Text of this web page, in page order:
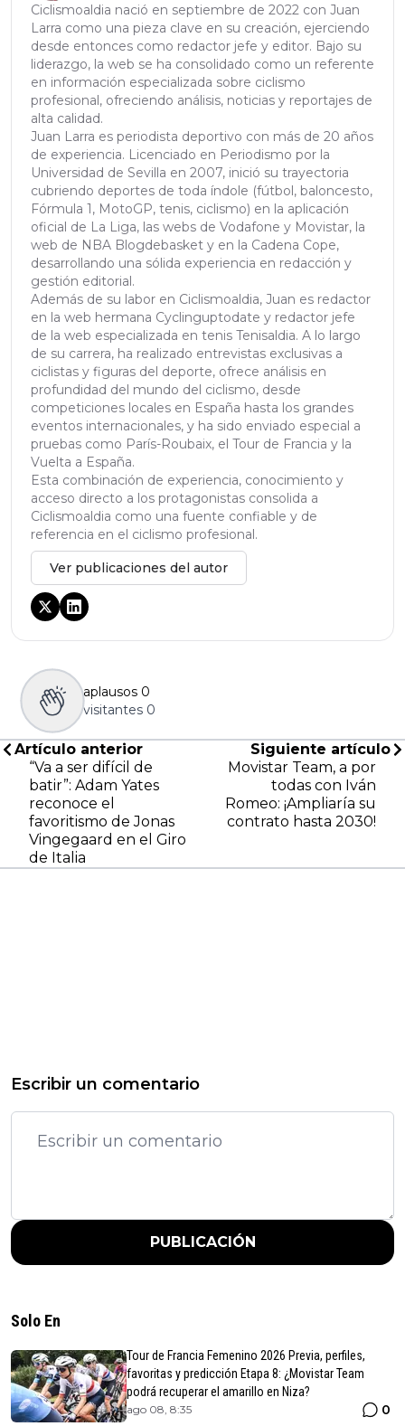
Ciclismoaldia nació en septiembre de 2022 con Juan
Larra como una pieza clave en su creación, ejerciendo
desde entonces como redactor jefe y editor. Bajo su
liderazgo, la web se ha consolidado como un referente
en información especializada sobre ciclismo
profesional, ofreciendo análisis, noticias y reportajes de
alta calidad.
Juan Larra es periodista deportivo con más de 20 años
de experiencia. Licenciado en Periodismo por la
Universidad de Sevilla en 2007, inició su trayectoria
cubriendo deportes de toda índole (fútbol, baloncesto,
Fórmula 1, MotoGP, tenis, ciclismo) en la aplicación
oficial de La Liga, las webs de Vodafone y Movistar, la
web de NBA Blogdebasket y en la Cadena Cope,
desarrollando una sólida experiencia en redacción y
gestión editorial.
Además de su labor en Ciclismoaldia, Juan es redactor
en la web hermana Cyclinguptodate y redactor jefe
de la web especializada en tenis Tenisaldia. A lo largo
de su carrera, ha realizado entrevistas exclusivas a
ciclistas y figuras del deporte, ofrece análisis en
profundidad del mundo del ciclismo, desde
competiciones locales en España hasta los grandes
eventos internacionales, y ha sido enviado especial a
pruebas como París-Roubaix, el Tour de Francia y la
Vuelta a España.
Esta combinación de experiencia, conocimiento y
acceso directo a los protagonistas consolida a
Ciclismoaldia como una fuente confiable y de
referencia en el ciclismo profesional.
Ver publicaciones del autor
aplausos 0
visitantes 0
Artículo anterior
“Va a ser difícil de
batir”: Adam Yates
reconoce el
favoritismo de Jonas
Vingegaard en el Giro
de Italia
Siguiente artículo
Movistar Team, a por
todas con Iván
Romeo: ¡Ampliaría su
contrato hasta 2030!
Escribir un comentario
PUBLICACIÓN
Solo En
Tour de Francia Femenino 2026 Previa, perfiles,
favoritas y predicción Etapa 8: ¿Movistar Team
podrá recuperar el amarillo en Niza?
ago 08, 8:35 0